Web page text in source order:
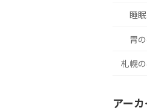
睡眠
胃
札幌
アー